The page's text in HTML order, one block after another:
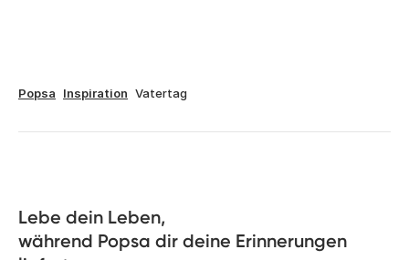
Popsa Inspiration Vatertag
Lebe dein Leben,
während Popsa dir deine Erinnerungen